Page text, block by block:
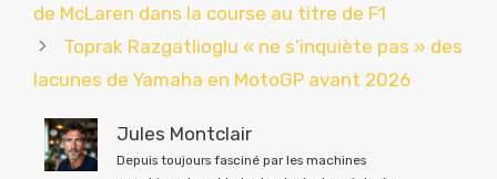
de McLaren dans la course au titre de F1
Toprak Razgatlioglu « ne s’inquiète pas » des
lacunes de Yamaha en MotoGP avant 2026
Jules Montclair
Depuis toujours fasciné par les machines